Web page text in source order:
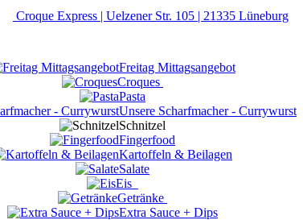
Croque Express | Uelzener Str. 105 | 21335 Lüneburg
Freitag Mittagsangebot
Croques
Pasta
Unsere Scharfmacher - Currywurst
Schnitzel
Fingerfood
Kartoffeln & Beilagen
Salate
Eis
Getränke
Extra Sauce + Dips